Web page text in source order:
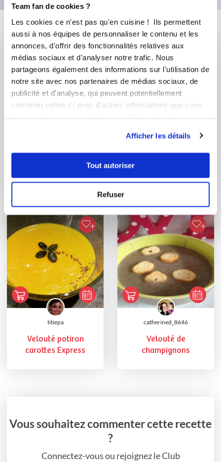
Team fan de cookies ?
Les cookies ce n'est pas qu'en cuisine ! Ils permettent
aussi à nos équipes de personnaliser le contenu et les
annonces, d'offrir des fonctionnalités relatives aux
médias sociaux et d'analyser notre trafic. Nous
partageons également des informations sur l'utilisation de
notre site avec nos partenaires de médias sociaux, de
publicité et d'analyse, qui peuvent potentiellement
combiner celles-ci avec d'autres informations que vous
Afficher les détails
Tout autoriser
Refuser
Vous aimerez aussi ...
Soupe au riz et aux
poireaux
Velouté de légumes
titiepa
Velouté potiron
carottes Express
catherined_8646
Velouté de
champignons
Vous souhaitez commenter cette recette
?
Connectez-vous ou rejoignez le Club